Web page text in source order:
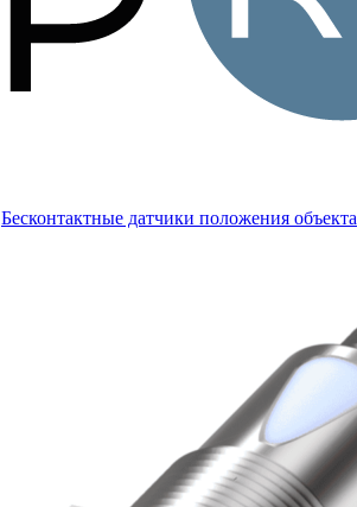
Бесконтактные датчики положения объекта